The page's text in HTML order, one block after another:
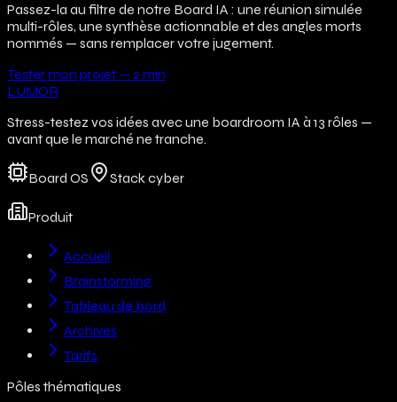
Passez-la au filtre de notre Board IA : une réunion simulée
multi-rôles, une synthèse actionnable et des angles morts
nommés — sans remplacer votre jugement.
Tester mon projet — 2 min
LUMOR
Stress-testez vos idées avec une boardroom IA à 13 rôles —
avant que le marché ne tranche.
Board OS Stack cyber
Produit
Accueil
Brainstorming
Tableau de bord
Archives
Tarifs
Pôles thématiques